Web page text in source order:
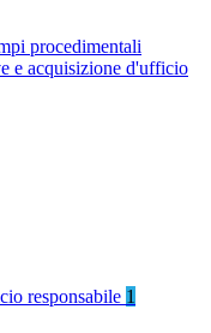
procedimentali
e acquisizione d'ufficio
responsabile 1